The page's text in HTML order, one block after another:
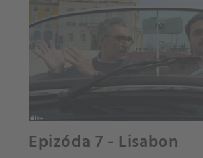
Epizóda 7 - Lisabon